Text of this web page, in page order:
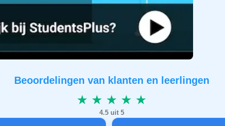
Beoordelingen van klanten en leerlingen
★ ★ ★ ★ ★
4.5 uit 5